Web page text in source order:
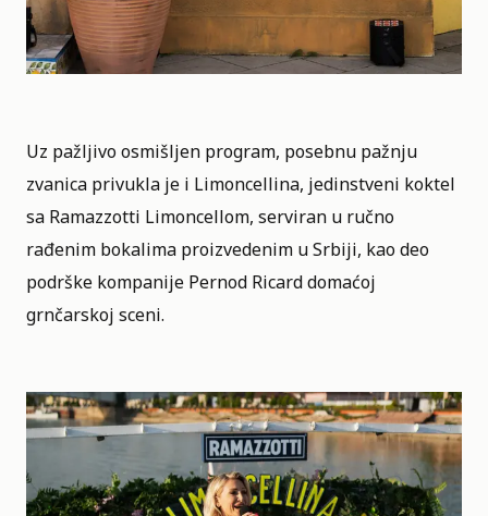
Uz pažljivo osmišljen program, posebnu pažnju
zvanica privukla je i Limoncellina, jedinstveni koktel
sa Ramazzotti Limoncellom, serviran u ručno
rađenim bokalima proizvedenim u Srbiji, kao deo
podrške kompanije Pernod Ricard domaćoj
grnčarskoj sceni.